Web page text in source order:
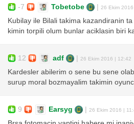
-7 Tobetobe | 26 Ekim
Kubilay ile Bilali takima kazandiranin
kimin torpili olum bunlar aciklasin biri
12 adf | 26 Ekim 2016 | 12:42
Kardesler abilerim o sene bu sene
surup moral bozmayalim takimin
9 Earsyg | 26 Ekim 2016 |